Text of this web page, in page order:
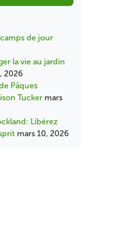
de jour
la vie au jardin
2026
Pâques
Tucker mars
Libérez
mars 10, 2026